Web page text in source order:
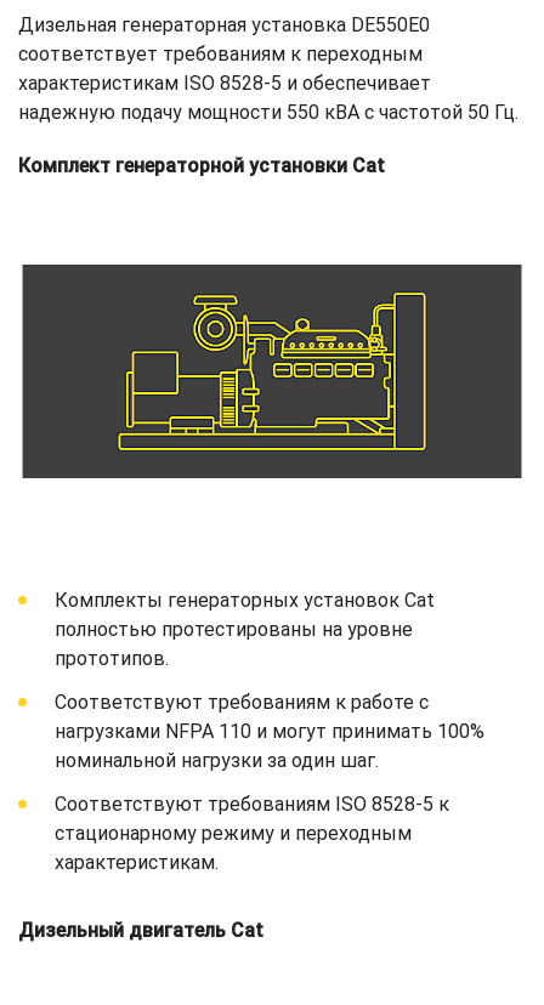
Дизельная генераторная установка DE550E0
соответствует требованиям к переходным
характеристикам ISO 8528-5 и обеспечивает
надежную подачу мощности 550 кВА с частотой 50 Гц.
Комплект генераторной установки Cat
Комплекты генераторных установок Cat
полностью протестированы на уровне
прототипов.
Соответствуют требованиям к работе с
нагрузками NFPA 110 и могут принимать 100%
номинальной нагрузки за один шаг.
Соответствуют требованиям ISO 8528-5 к
стационарному режиму и переходным
характеристикам.
Дизельный двигатель Cat